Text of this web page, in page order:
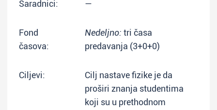
Saradnici: —
Fond
časova:
Nedeljno: tri časa
predavanja (3+0+0)
Ciljevi:
Cilj nastave fizike je da
proširi znanja studentima
koji su u prethodnom